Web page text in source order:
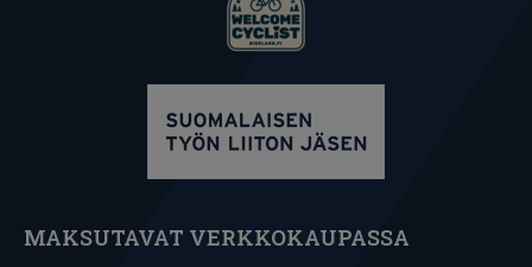
MAKSUTAVAT VERKKOKAUPASSA